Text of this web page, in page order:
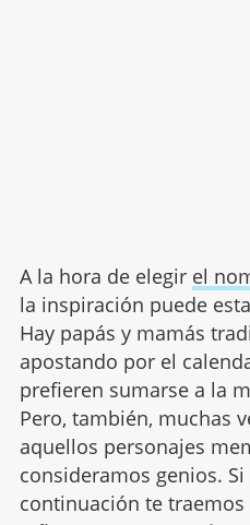
A la hora de elegir el
la inspiración puede
Hay papás y mamás
apostando por el
prefieren sumarse a la
Pero, también, muchas
aquellos personajes
consideramos genios. Si
continuación te traemos